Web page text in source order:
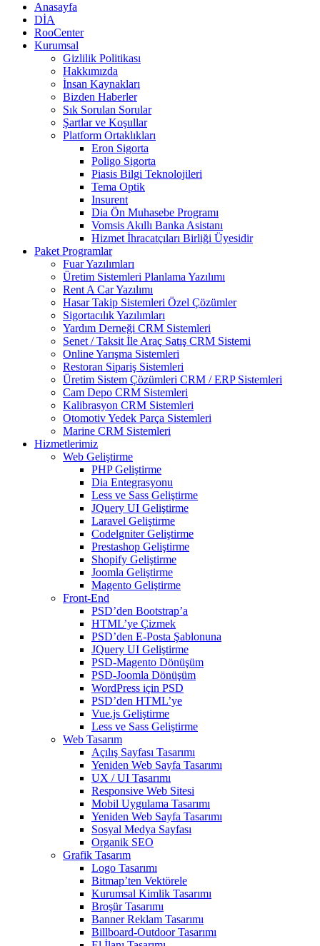
Anasayfa
DİA
RooCenter
Kurumsal
Gizlilik Politikası
Hakkımızda
İnsan Kaynakları
Bizden Haberler
Sık Sorulan Sorular
Şartlar ve Koşullar
Platform Ortaklıkları
Eron Sigorta
Poligo Sigorta
Piasis Bilgi Teknolojileri
Tema Optik
Insurent
Dia Ön Muhasebe Programı
Vomsis Akıllı Banka Asistanı
Hizmet İhracatçıları Birliği Üyesidir
Paket Programlar
Fuar Yazılımları
Üretim Sistemleri Planlama Yazılımı
Rent A Car Yazılımı
Hasar Takip Sistemleri Özel Çözümler
Sigortacılık Yazılımları
Yardım Derneği CRM Sistemleri
Senet / Taksit İle Araç Satış CRM Sistemi
Online Yarışma Sistemleri
Restoran Sipariş Sistemleri
Üretim Sistem Çözümleri CRM / ERP Sistemleri
Cam Depo CRM Sistemleri
Kalibrasyon CRM Sistemleri
Otomotiv Yedek Parça Sistemleri
Marine CRM Sistemleri
Hizmetlerimiz
Web Geliştirme
PHP Geliştirme
Dia Entegrasyonu
Less ve Sass Geliştirme
JQuery UI Geliştirme
Laravel Geliştirme
Codelgniter Geliştirme
Prestashop Geliştirme
Shopify Geliştirme
Joomla Geliştirme
Magento Geliştirme
Front-End
PSD’den Bootstrap’a
HTML’ye Çizmek
PSD’den E-Posta Şablonuna
JQuery UI Geliştirme
PSD-Magento Dönüşüm
PSD-Joomla Dönüşüm
WordPress için PSD
PSD’den HTML’ye
Vue.js Geliştirme
Less ve Sass Geliştirme
Web Tasarım
Açılış Sayfası Tasarımı
Yeniden Web Sayfa Tasarımı
UX / UI Tasarımı
Responsive Web Sitesi
Mobil Uygulama Tasarımı
Yeniden Web Sayfa Tasarımı
Sosyal Medya Sayfası
Organik SEO
Grafik Tasarım
Logo Tasarımı
Bitmap’ten Vektörele
Kurumsal Kimlik Tasarımı
Broşür Tasarımı
Banner Reklam Tasarımı
Billboard-Outdoor Tasarımı